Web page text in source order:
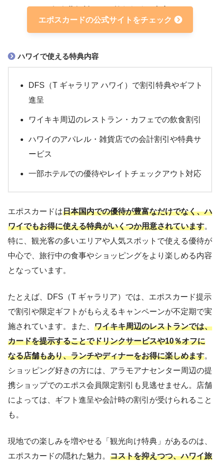
エポスカードの公式サイトをチェック
ハワイで使える特典内容
DFS（T ギャラリア ハワイ）で割引特典やギフト
進呈
ワイキキ周辺のレストラン・カフェでの飲食割引
ハワイのアパレル・雑貨店での会計割引や特典サ
ービス
一部ホテルでの優待やレイトチェックアウト対応
エポスカードは日本国内での優待が豊富なだけでなく、ハ
ワイでもお得に使える特典がいくつか用意されています。
特に、観光客の多いエリアや人気スポットで使える優待が
中心で、旅行中の食事やショッピングをより楽しめる内容
となっています。
たとえば、DFS（T ギャラリア）では、エポスカード提示
で割引や限定ギフトがもらえるキャンペーンが不定期で実
施されています。また、 ワイキキ周辺のレストランでは、
カードを提示することでドリンクサービスや10％オフに
なる店舗もあり、ランチやディナーをお得に楽しめます。
ショッピング好きの方には、アラモアナセンター周辺の提
携ショップでのエポス会員限定割引も見逃せません。店舗
によっては、ギフト進呈や会計時の割引が受けられること
も。
現地での楽しみを増やせる「観光向け特典」があるのは、
エポスカードの隠れた魅力。 コストを抑えつつ、ハワイ旅